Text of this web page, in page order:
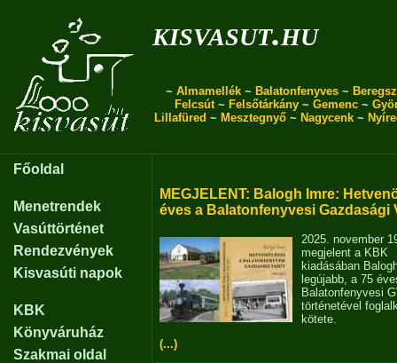
kisvasut.hu
~ Almamellék ~ Balatonfenyves ~
Felcsút~ Felsőtárkány ~ Gemenc ~
Lillafüred ~ Mesztegnyő ~ Nagycenk ~
Főoldal
Menetrendek
Vasúttörténet
Rendezvények
Kisvasúti napok
KBK
Könyváruház
Szakmai oldal
MEGJELENT: Balogh Imre:
éves a Balatonfenyvesi Gazdasági
2025. november
megjelent a KBK
kiadásában
legújabb, a 75
Balatonfenyvesi
történetével
kötete.
(...)